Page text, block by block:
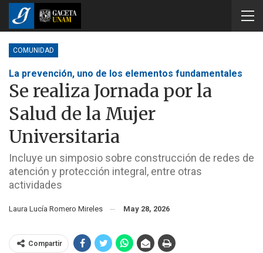
COMUNIDAD
La prevención, uno de los elementos fundamentales
Se realiza Jornada por la
Salud de la Mujer
Universitaria
Incluye un simposio sobre construcción de redes de
atención y protección integral, entre otras
actividades
Laura Lucía Romero Mireles May 28, 2026
Compartir